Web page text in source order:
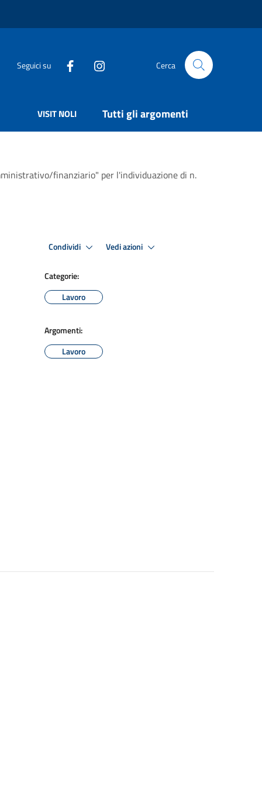
Seguici su Cerca
VISIT NOLI Tutti gli argomenti
finanziario" per l'individuazione di n.
Condividi Vedi azioni
Categorie:
Lavoro
Argomenti:
Lavoro